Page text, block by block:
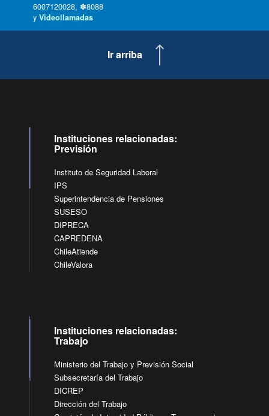
6007120028, ✽8088
y Videollamadas
Ir arriba
Instituciones relacionadas:
Previsión
Instituto de Seguridad Laboral
IPS
Superintendencia de Pensiones
SUSESO
DIPRECA
CAPREDENA
ChileAtiende
ChileValora
Instituciones relacionadas:
Trabajo
Ministerio del Trabajo y Previsión Social
Subsecretaría del Trabajo
DICREP
Dirección del Trabajo